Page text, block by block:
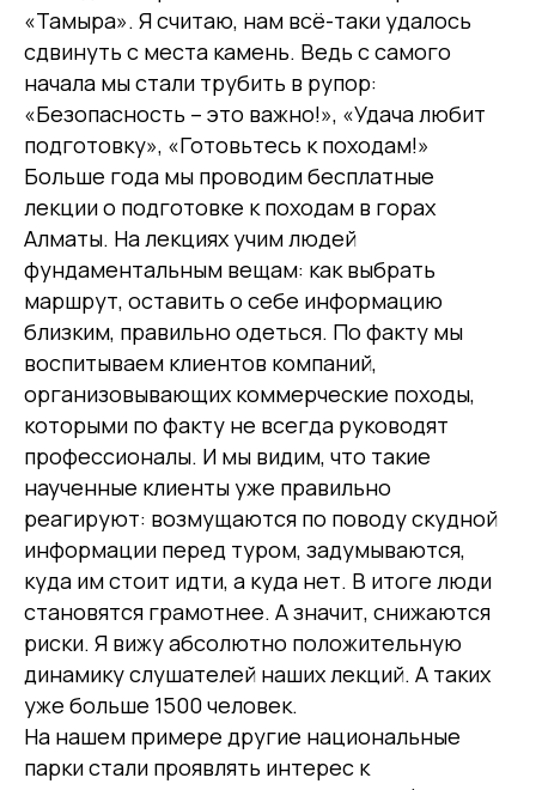
«Тамыра». Я считаю, нам всё-таки удалось
сдвинуть с места камень. Ведь с самого
начала мы стали трубить в рупор:
«Безопасность – это важно!», «Удача любит
подготовку», «Готовьтесь к походам!»
Больше года мы проводим бесплатные
лекции о подготовке к походам в горах
Алматы. На лекциях учим людей
фундаментальным вещам: как выбрать
маршрут, оставить о себе информацию
близким, правильно одеться. По факту мы
воспитываем клиентов компаний,
организовывающих коммерческие походы,
которыми по факту не всегда руководят
профессионалы. И мы видим, что такие
наученные клиенты уже правильно
реагируют: возмущаются по поводу скудной
информации перед туром, задумываются,
куда им стоит идти, а куда нет. В итоге люди
становятся грамотнее. А значит, снижаются
риски. Я вижу абсолютно положительную
динамику слушателей наших лекций. А таких
уже больше 1500 человек.
На нашем примере другие национальные
парки стали проявлять интерес к